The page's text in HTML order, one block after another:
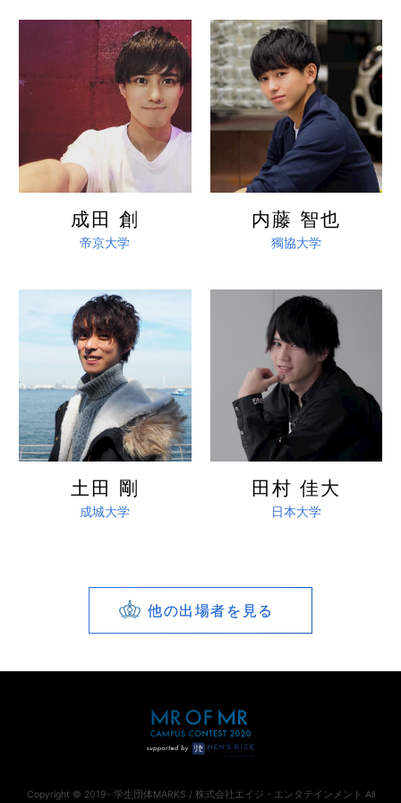
詳しく見る
成田 創
帝京大学
詳しく見る
内藤 智也
獨協大学
詳しく見る
土田 剛
成城大学
詳しく見る
田村 佳大
日本大学
他の出場者を見る
Copyright © 2019- 学生団体MARKS / 株式会社エイジ・エンタテインメント All